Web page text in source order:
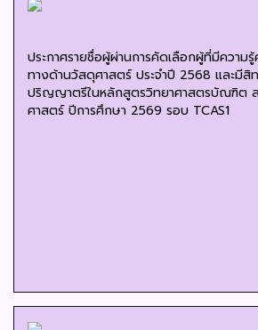
ประกาศรายชื่อผู้ผ่านการคัดเลือกผู้ที่มีความรู้
ทางด้านวัสดุศาสตร์ ประจำปี 2568 และมีสิ
ปริญญาตรีในหลักสูตรวิทยาศาสตรบัณฑิต ส
ศาสตร์ ปีการศึกษา 2569 รอบ TCAS1